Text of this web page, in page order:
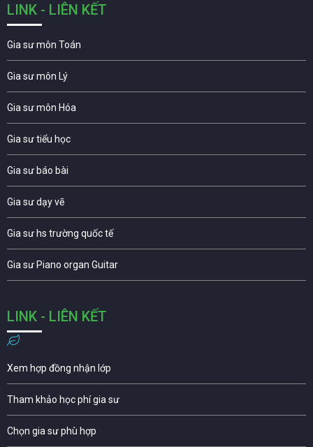
LINK - LIÊN KẾT
Gia sư môn Toán
Gia sư môn Lý
Gia sư môn Hóa
Gia sư tiểu học
Gia sư báo bài
Gia sư dạy vẽ
Gia sư hs trường quốc tế
Gia sư Piano organ Guitar
LINK - LIÊN KẾT
Xem hợp đồng nhận lớp
Tham khảo học phí gia sư
Chọn gia sư phù hợp